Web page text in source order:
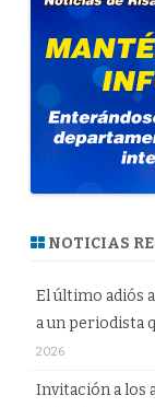
NOTICIAS
El último adiós
a un periodista
2026
Invitación a los